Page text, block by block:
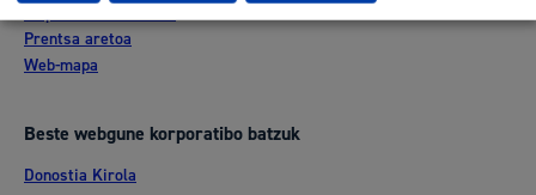
Prentsa aretoa
Web-mapa
Beste webgune korporatibo batzuk
Donostia Kirola